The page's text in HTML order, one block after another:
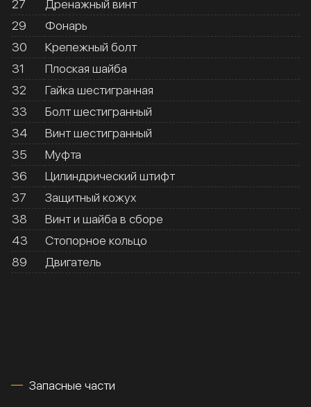
27
Дренажный винт
29
Фонарь
30
Крепежный болт
31
Плоская шайба
32
Гайка шестигранная
33
Болт шестигранный
34
Винт шестигранный
35
Муфта
36
Цилиндрический штифт
37
Защитный кожух
38
Винт и шайба в сборе
43
Стопорное кольцо
89
Двигатель
Запасные части